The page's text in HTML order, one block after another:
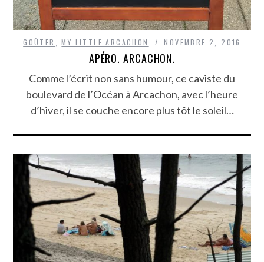
GOÛTER ,MY LITTLE ARCACHON NOVEMBRE 2, 2016
APÉRO. ARCACHON.
Comme l’écrit non sans humour, ce caviste du
boulevard de l’Océan à Arcachon, avec l’heure
d’hiver, il se couche encore plus tôt le soleil…